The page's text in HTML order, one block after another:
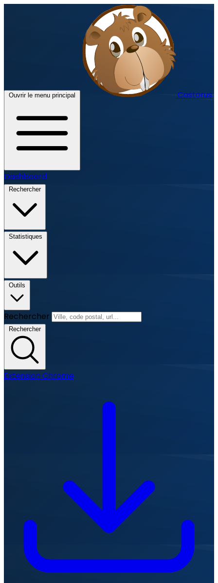
Ouvrir le menu principal Castorus
Dashboard
Rechercher
Statistiques
Outils
Rechercher
Rechercher
Extension Chrome